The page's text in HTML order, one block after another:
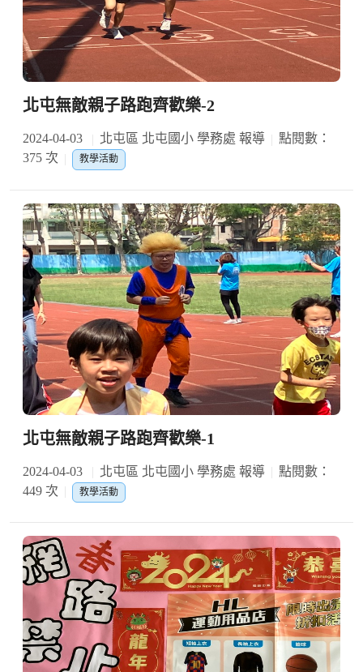
北屯無敵親子路跑齊歡樂-2
2024-04-03 北屯區 北屯國小 學務處 報導
點閱數：
375 次
教學活動
北屯無敵親子路跑齊歡樂-1
2024-04-03 北屯區 北屯國小 學務處 報導
點閱數：
449 次
教學活動